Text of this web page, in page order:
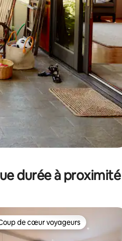
durée à proximité
de cœur voyageurs les plus
de cœur voyageurs